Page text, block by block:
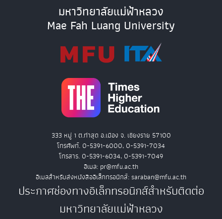
มหาวิทยาลัยแม่ฟ้าหลวง
Mae Fah Luang University
333 หมู่ 1 ต.ท่าสุด อ.เมือง จ. เชียงราย 57100
โทรศัพท์. 0-5391-6000, 0-5391-7034
โทรสาร. 0-5391-6034, 0-5391-7049
อีเมล: pr@mfu.ac.th
อีเมลสำหรับส่งหนังสืออิเล็กทรอนิกส์: saraban@mfu.ac.th
ประกาศช่องทางอิเล็กทรอนิกส์สำหรับติดต่อ
มหาวิทยาลัยแม่ฟ้าหลวง